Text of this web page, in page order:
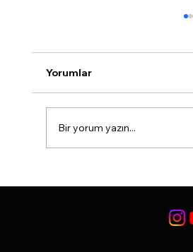
<p>Agassi yani
isteyen kişiler için
Yorumlar
Bir yorum yazın...